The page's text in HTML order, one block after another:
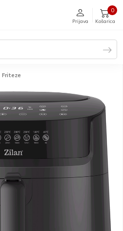
Prijava Košarica
0
Friteze